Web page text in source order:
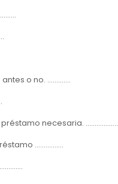
o no. .............
necesaria. ..................
................